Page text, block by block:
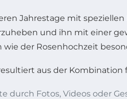
Jahrestage mit
und ihn mit einer
der Rosenhochzeit
aus der Kombination
durch Fotos, Videos oder